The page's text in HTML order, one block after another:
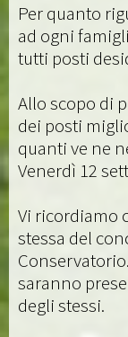
Per quanto
ad ogni
tutti posti
Allo scopo di
dei posti
quanti ve ne
Venerdì 12
Vi ricordiamo
stessa del
saranno
degli stessi.